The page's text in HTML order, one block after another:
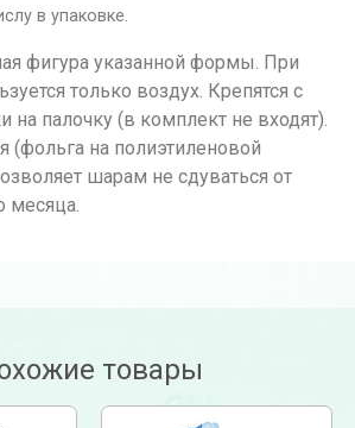
в упаковке.
фигура указанной формы. При
только воздух. Крепятся с
палочку (в комплект не входят).
(фольга на полиэтиленовой
шарам не сдуваться от
месяца.
товары